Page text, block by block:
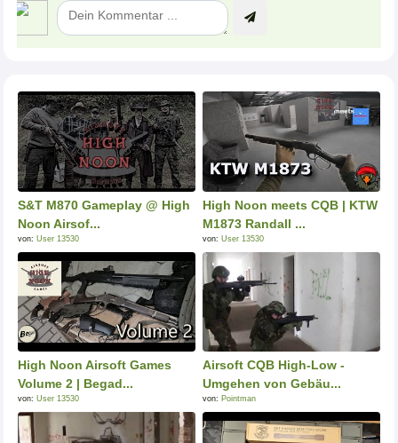
S&T M870 Gameplay @ High
Noon Airsof...
von: User 13530
High Noon meets CQB | KTW
M1873 Randall ...
von: User 13530
High Noon Airsoft Games
Volume 2 | Begad...
von: User 13530
Airsoft CQB High-Low -
Umgehen von Gebäu...
von: Pointman